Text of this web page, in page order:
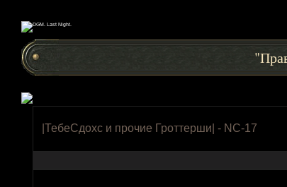
|ТебеСдохс и прочие Гроттерши| - NC-17